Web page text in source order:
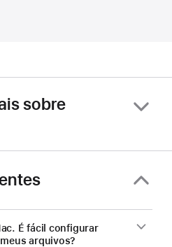
compra
desobre
É fácil configurar
arquivos?